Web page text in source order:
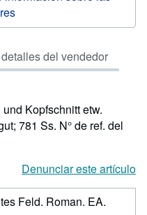
5
del vendedor
Kopfschnitt etw.
781 Ss. N° de ref. del
Denunciar este artículo
Feld. Roman. EA.